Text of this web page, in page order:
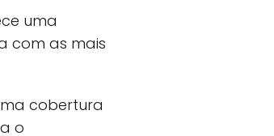
uma
com as mais
cobertura
o